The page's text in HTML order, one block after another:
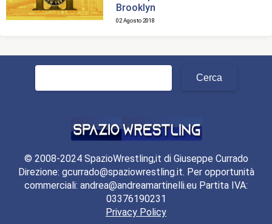
Brooklyn
02 Agosto 2018
Ricerca
© 2008-2024 SpazioWrestling,it di Giuseppe Currado
Direzione: gcurrado@spaziowrestling.it. Per opportunità
commerciali: andrea@andreamartinelli.eu Partita IVA:
03376190231
Privacy Policy